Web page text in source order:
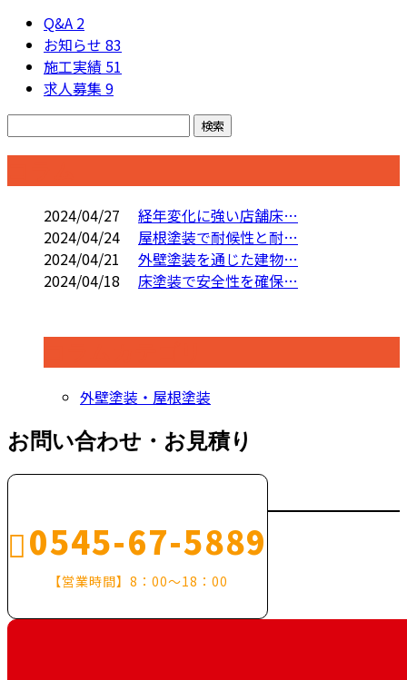
Q&A 2
お知らせ 83
施工実績 51
求人募集 9
2024/04/27
経年変化に強い店舗床…
2024/04/24
屋根塗装で耐候性と耐…
2024/04/21
外壁塗装を通じた建物…
2024/04/18
床塗装で安全性を確保…
外壁塗装・屋根塗装
お問い合わせ・お見積り
0545-67-5889
【営業時間】8：00～18：00